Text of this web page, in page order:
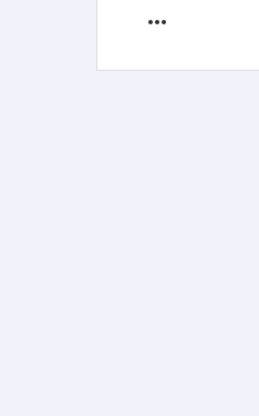
more_horiz